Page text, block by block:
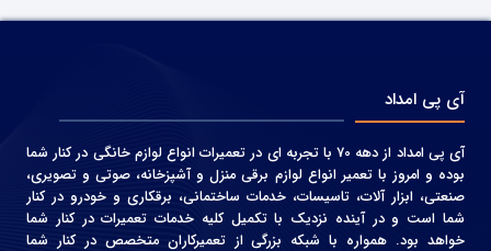
آی پی امداد
آی پی امداد از دهه 70 با تجربه ای در تعمیرات انواع لوازم خانگی در کنار شما
بوده و امروز با تعمیر انواع لوازم برقی منزل و آشپزخانه، صوتی و‌ تصویری،
صنعتی، ابزار آلات، تاسیسات، خدمات ساختمانی، برقکاری و خودرو در کنار
شما است و در آینده نزدیک با تکمیل کلیه خدمات تعمیرات در کنار شما
خواهد بود. همواره با شبکه بزرگی از تعمیرکاران متخصص در کنار شما